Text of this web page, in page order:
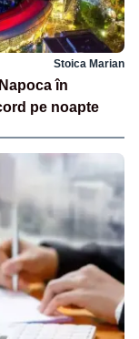
Stoica Marian
în
pe noapte